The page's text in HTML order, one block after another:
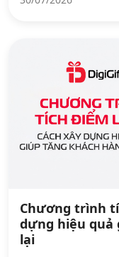
Chương trình
dựng hiệu quả
lại